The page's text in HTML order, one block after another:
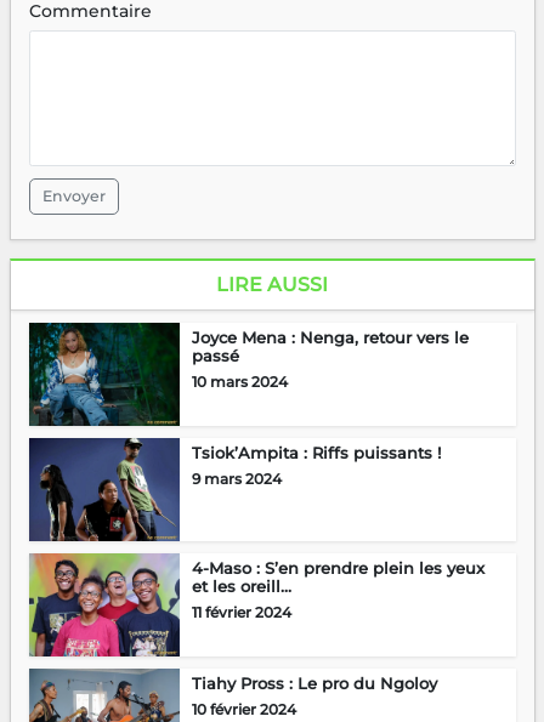
Commentaire
Envoyer
LIRE AUSSI
Joyce Mena : Nenga, retour vers le
passé
10 mars 2024
Tsiok’Ampita : Riffs puissants !
9 mars 2024
4-Maso : S’en prendre plein les yeux
et les oreill...
11 février 2024
Tiahy Pross : Le pro du Ngoloy
10 février 2024